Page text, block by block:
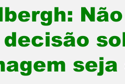
Meio Ambiente
Saúde Segurança
decisão